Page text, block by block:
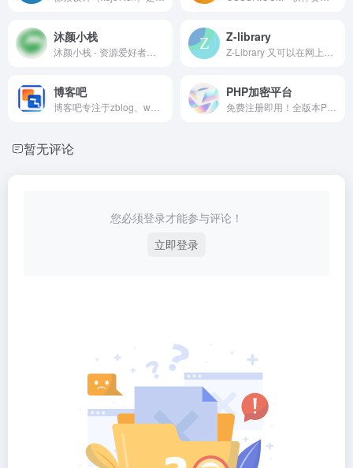
沐颜小栈 Z-library
博客吧 PHP加密平台
暂无评论
您必须登录才能参与评论！
立即登录